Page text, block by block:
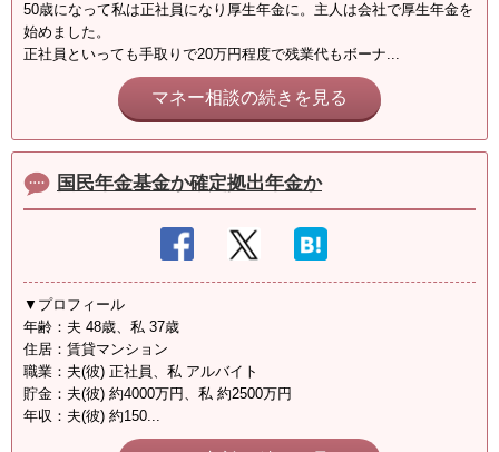
50歳になって私は正社員になり厚生年金に。主人は会社で厚生年金を
始めました。
正社員といっても手取りで20万円程度で残業代もボーナ...
マネー相談の続きを見る
国民年金基金か確定拠出年金か
▼プロフィール
年齢：夫 48歳、私 37歳
住居：賃貸マンション
職業：夫(彼) 正社員、私 アルバイト
貯金：夫(彼) 約4000万円、私 約2500万円
年収：夫(彼) 約150...